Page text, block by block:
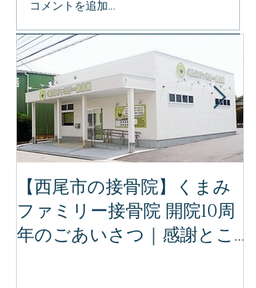
コメントを追加…
特集記事
【西尾市の接骨院】くまみ
ファミリー接骨院 開院10周
年のごあいさつ｜感謝とこ